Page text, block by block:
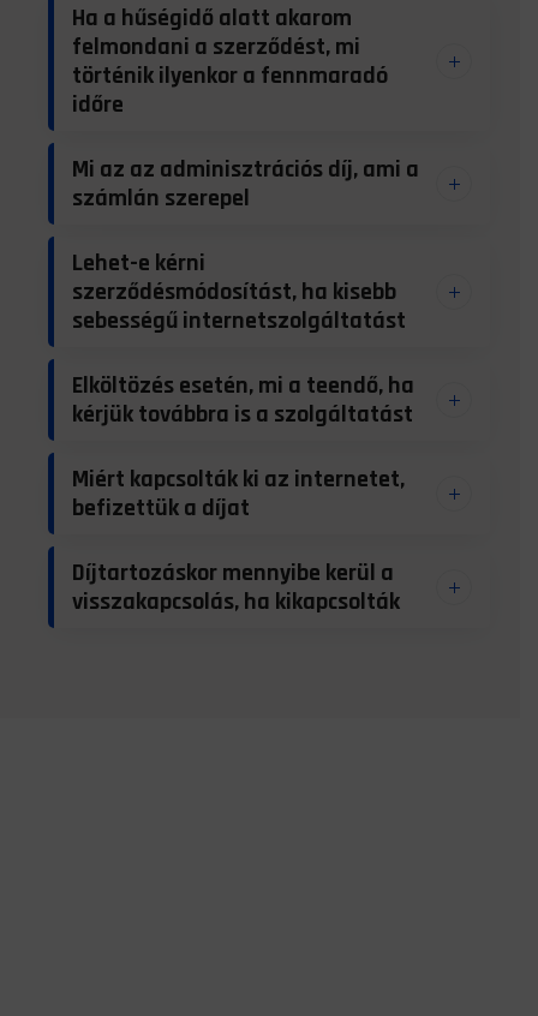
Ha a hűségidő alatt akarom
felmondani a szerződést, mi
történik ilyenkor a fennmaradó
időre
Mi az az adminisztrációs díj, ami a
számlán szerepel
Lehet-e kérni
szerződésmódosítást, ha kisebb
sebességű internetszolgáltatást
Elköltözés esetén, mi a teendő, ha
kérjük továbbra is a szolgáltatást
Miért kapcsolták ki az internetet,
befizettük a díjat
Díjtartozáskor mennyibe kerül a
visszakapcsolás, ha kikapcsolták